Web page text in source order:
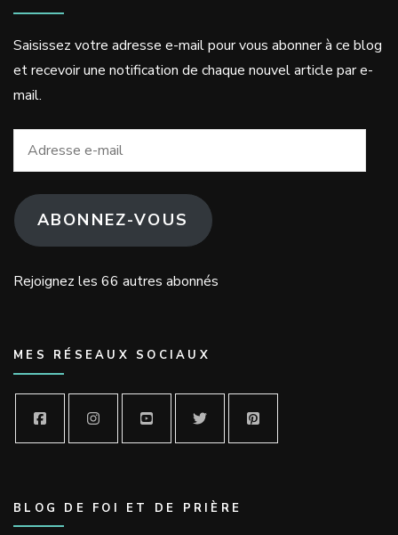
Saisissez votre adresse e-mail pour vous abonner à ce blog
et recevoir une notification de chaque nouvel article par e-
mail.
Adresse
mail
ABONNEZ-VOUS
Rejoignez les 66 autres abonnés
MES RÉSEAUX SOCIAUX
BLOG DE FOI ET DE PRIÈRE